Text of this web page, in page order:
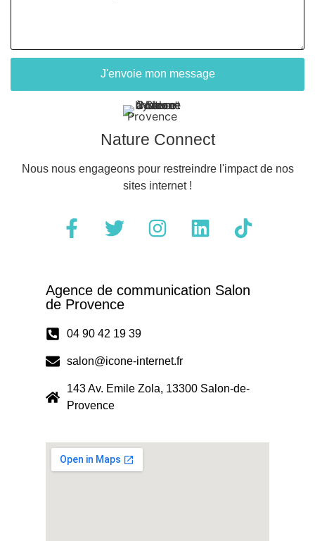
J'envoie mon message
Nature Connect
Nous nous engageons pour restreindre l'impact de nos
sites internet !
Agence de communication Salon
de Provence
04 90 42 19 39
salon@icone-internet.fr
143 Av. Emile Zola, 13300 Salon-de-
Provence